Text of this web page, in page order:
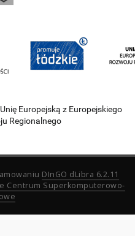
Europejską z Europejskiego
Regionalnego
DInGO dLibra 6.2.11
Centrum Superkomputerowo-